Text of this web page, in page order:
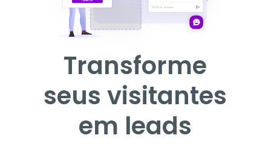
Transforme
seus visitantes
em leads